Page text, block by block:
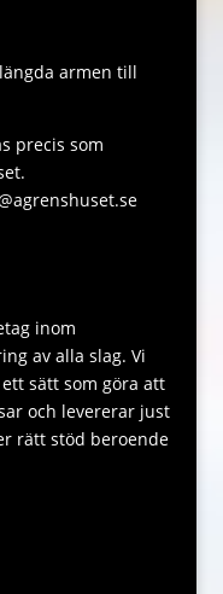
armen till
precis som
inom
av alla slag. Vi
sätt som göra att
och levererar just
rätt stöd beroende